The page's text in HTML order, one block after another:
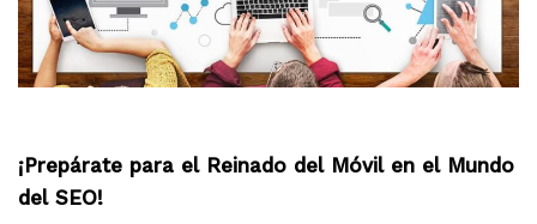
¡Prepárate para el Reinado del Móvil en el Mundo
del SEO!